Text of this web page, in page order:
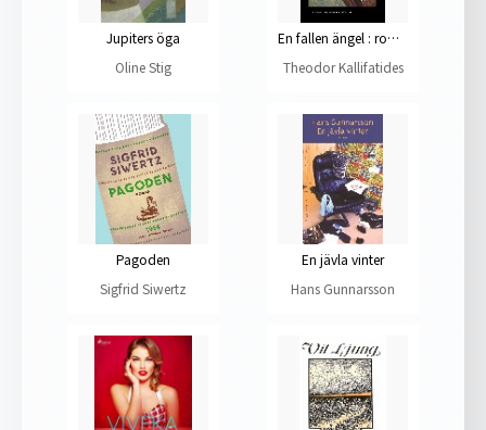
Jupiters öga
Oline Stig
En fallen ängel : roman
Theodor Kallifatides
Pagoden
Sigfrid Siwertz
En jävla vinter
Hans Gunnarsson